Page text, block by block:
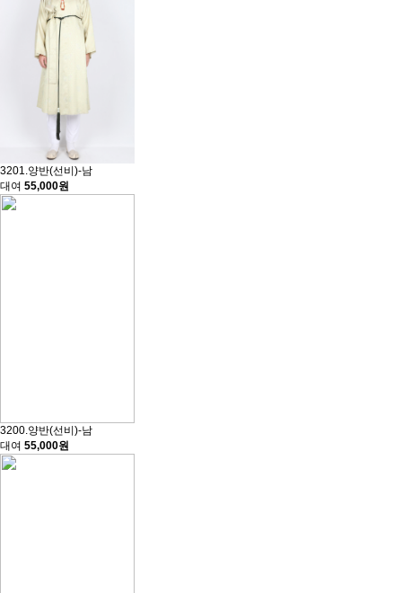
3201.양반(선비)-남
대여 55,000원
3200.양반(선비)-남
대여 55,000원